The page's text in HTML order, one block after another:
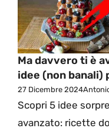
Ma davvero ti è
idee (non
27 Dicembre 2024
Scopri 5 idee
avanzato: ricette